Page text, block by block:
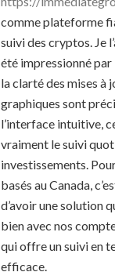
comme plateforme
suivi des cryptos. Je
été impressionné
la clarté des mises à
graphiques sont
l’interface intuitive,
vraiment le suivi
investissements.
basés au Canada,
d’avoir une solution
bien avec nos
qui offre un suivi en
efficace.